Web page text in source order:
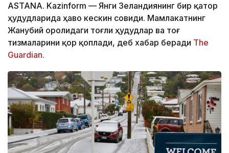
ASTANA. Kazinform — Янги Зеландиянинг бир қатор
ҳудудларида ҳаво кескин совиди. Мамлакатнинг
Жанубий оролидаги тоғли ҳудудлар ва тоғ
тизмаларини қор қоплади, деб хабар беради The
Guardian.